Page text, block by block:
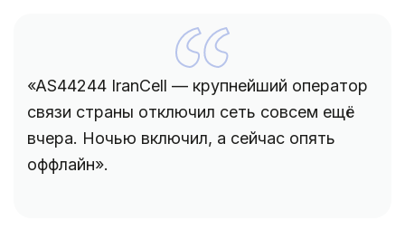
«AS44244 IranCell — крупнейший оператор
связи страны отключил сеть совсем ещё
вчера. Ночью включил, а сейчас опять
оффлайн».